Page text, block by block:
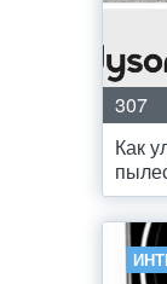
307
Как